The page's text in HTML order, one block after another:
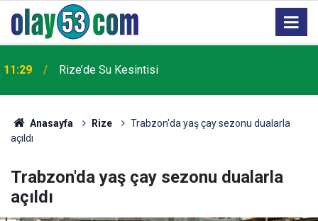
11:29 Rize’de Su Kesintisi
Anasayfa Rize
Trabzon'da yaş çay sezonu dualarla
açıldı
Trabzon'da yaş çay sezonu dualarla
açıldı